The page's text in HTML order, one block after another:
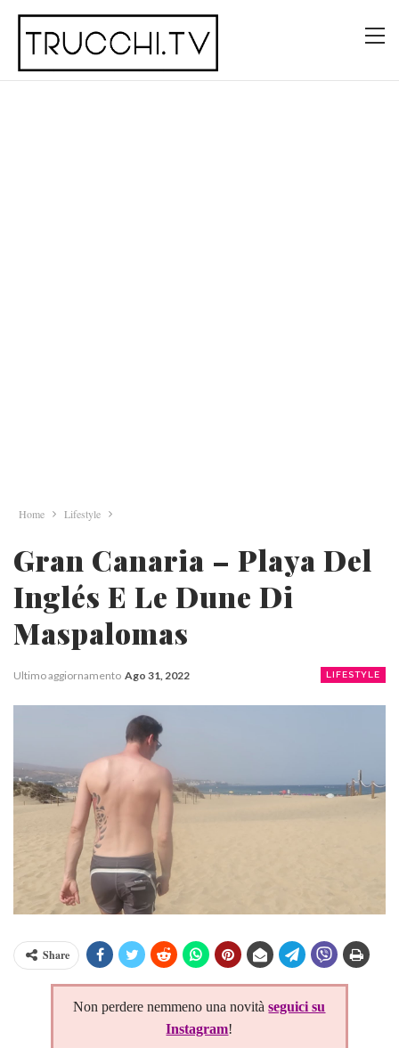
Home Lifestyle
Gran Canaria – Playa Del
Inglés E Le Dune Di
Maspalomas
LIFESTYLE
Ultimo aggiornamento Ago 31, 2022
Share
Non perdere nemmeno una novitàseguici su
Instagram!